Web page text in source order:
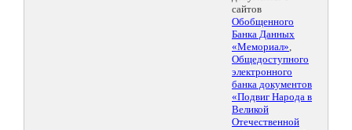
сайтов
Обобщенного
Банка Данных
«Мемориал»,
Общедоступного
электронного
банка документов
«Подвиг Народа в
Великой
Отечественной